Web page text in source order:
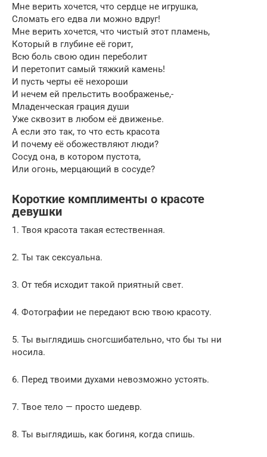
Мне верить хочется, что сердце не игрушка,
Сломать его едва ли можно вдруг!
Мне верить хочется, что чистый этот пламень,
Который в глубине её горит,
Всю боль свою один переболит
И перетопит самый тяжкий камень!
И пусть черты её нехороши
И нечем ей прельстить воображенье,-
Младенческая грация души
Уже сквозит в любом её движенье.
А если это так, то что есть красота
И почему её обожествляют люди?
Сосуд она, в котором пустота,
Или огонь, мерцающий в сосуде?
Короткие комплименты о красоте
девушки
1. Твоя красота такая естественная.
2. Ты так сексуальна.
3. От тебя исходит такой приятный свет.
4. Фотографии не передают всю твою красоту.
5. Ты выглядишь сногсшибательно, что бы ты ни
носила.
6. Перед твоими духами невозможно устоять.
7. Твое тело — просто шедевр.
8. Ты выглядишь, как богиня, когда спишь.